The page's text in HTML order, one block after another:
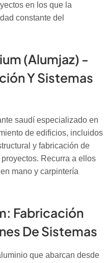
en los que la
constante del
(Alumjaz) -
Y Sistemas
saudí especializado en
de edificios, incluidos
y fabricación de
Recurra a ellos
mano y carpintería
Fabricación
De Sistemas
que abarcan desde